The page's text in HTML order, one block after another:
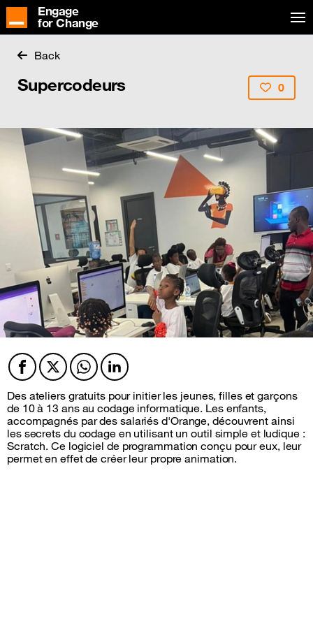
Engage
for Change
Back
Supercodeurs 0
Facebook
TwitterTwitterTwitter
Des ateliers gratuits pour initier les jeunes, filles et garçons
de 10 à 13 ans au codage informatique. Les enfants,
accompagnés par des salariés d'Orange, découvrent ainsi
les secrets du codage en utilisant un outil simple et ludique :
Scratch.Ce logiciel de programmation conçu pour eux, leur
permet en effet de créer leur propre animation.